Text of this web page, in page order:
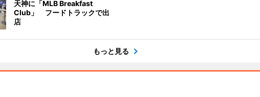
天神に「MLB Breakfast
Club」 フードトラックで出
店
もっと見る